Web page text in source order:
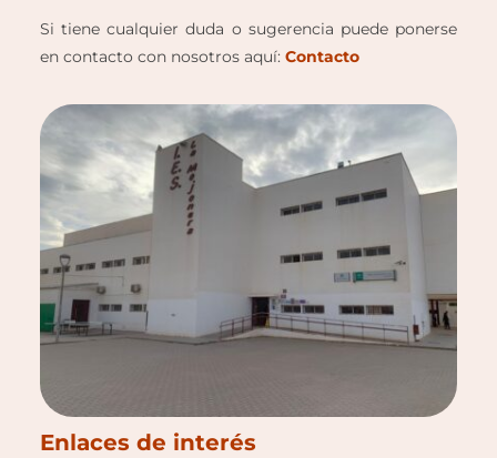
Si tiene cualquier duda o sugerencia puede ponerse
en contacto con nosotros aquí: Contacto
Enlaces de interés